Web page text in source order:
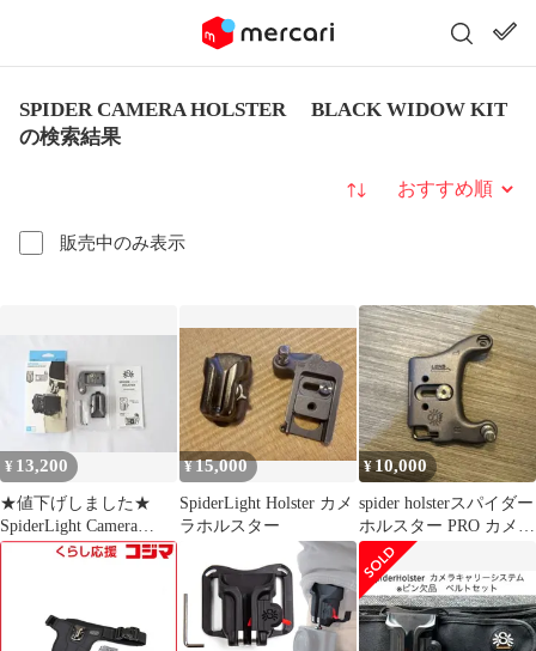
SPIDER CAMERA HOLSTER BLACK WIDOW KIT
の検索結果
販売中のみ表示
並び替え
¥ 13,200
★値下げしました★
SpiderLight Camera
Holster Set
¥15,000
SpiderLight Holster カメ
ラホルスター
¥ 10,000
spider holsterスパイダー
ホルスター PRO カメ
ラ V2